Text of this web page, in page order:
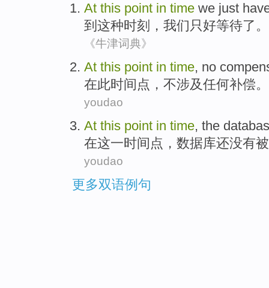
At this point in time we just
到 这种时刻 ， 我们只好等待了。
《牛津词典》
At this point in time, no
在此时间点 ， 不涉及任何补偿。
youdao
At this point in time, the
在这一时间 点， 数据库还没有被
youdao
更多双语例句